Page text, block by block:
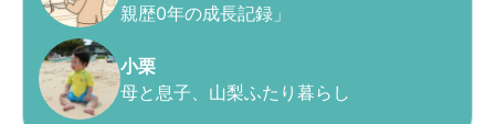
親歴0年の成長記録」
小栗
母と息子、山梨ふたり暮らし